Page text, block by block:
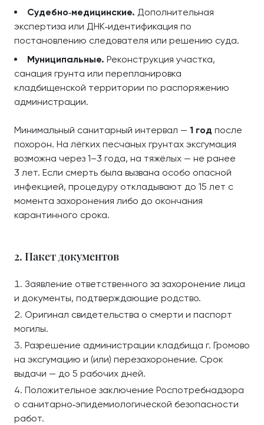
Судебно‑медицинские. Дополнительная
экспертиза или ДНК‑идентификация по
постановлению следователя или решению суда.
Муниципальные. Реконструкция участка,
санация грунта или перепланировка
кладбищенской территории по распоряжению
администрации.
Минимальный санитарный интервал — 1 год после
похорон. На лёгких песчаных грунтах эксгумация
возможна через 1–3 года, на тяжёлых — не ранее
3 лет. Если смерть была вызвана особо опасной
инфекцией, процедуру откладывают до 15 лет с
момента захоронения либо до окончания
карантинного срока.
2. Пакет документов
Заявление ответственного за захоронение лица
и документы, подтверждающие родство.
Оригинал свидетельства о смерти и паспорт
могилы.
Разрешение администрации кладбища г. Громово
на эксгумацию и (или) перезахоронение. Срок
выдачи — до 5 рабочих дней.
Положительное заключение Роспотребнадзора
о санитарно‑эпидемиологической безопасности
работ.